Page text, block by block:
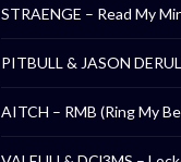
STRAENGE – Read My
PITBULL & JASON
AITCH – RMB (Ring My